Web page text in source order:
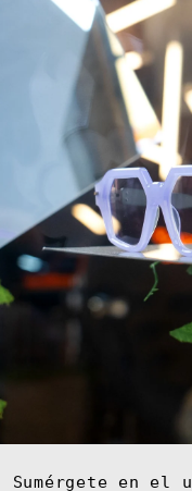
Sumérgete en el